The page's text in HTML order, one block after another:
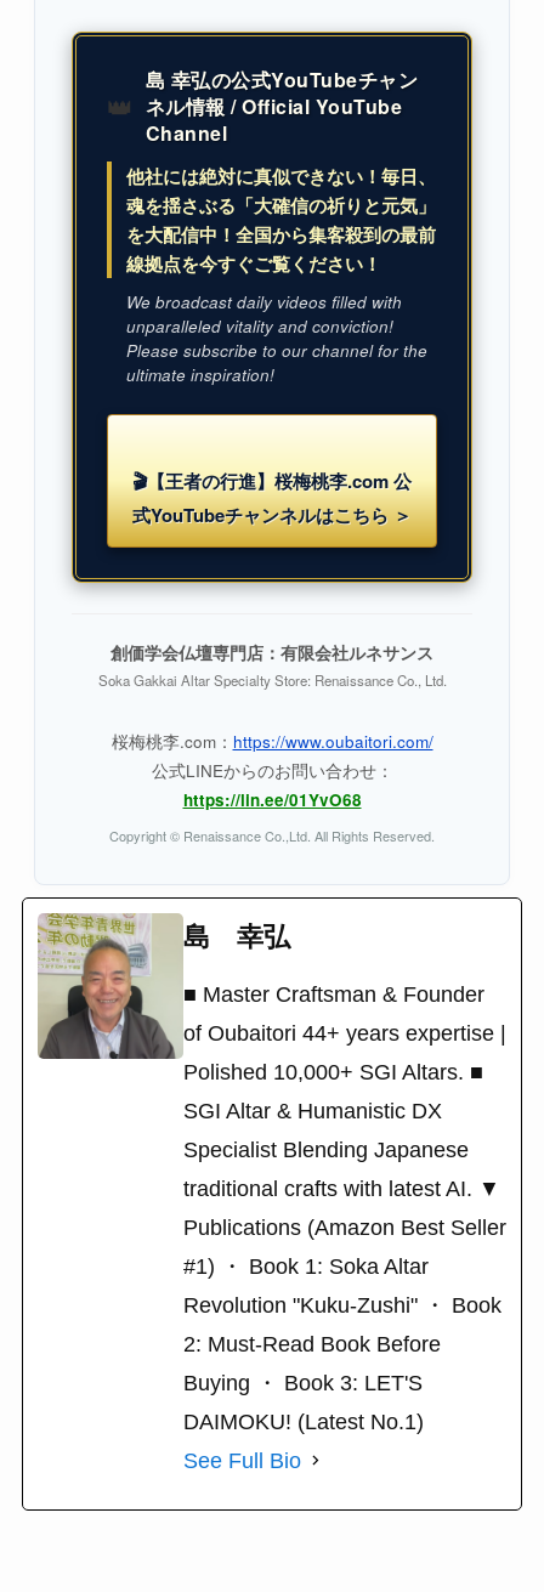
👑
島 幸弘の公式YouTubeチャン
ネル情報 / Official YouTube
Channel
他社には絶対に真似できない！毎日、
魂を揺さぶる「大確信の祈りと元気」
を大配信中！全国から集客殺到の最前
線拠点を今すぐご覧ください！
We broadcast daily videos filled with
unparalleled vitality and conviction!
Please subscribe to our channel for the
ultimate inspiration!
🎬【王者の行進】桜梅桃李.com 公
式YouTubeチャンネルはこちら ＞
創価学会仏壇専門店：有限会社ルネサンス
Soka Gakkai Altar Specialty Store: Renaissance Co., Ltd.
桜梅桃李.com： https://www.oubaitori.com/
公式LINEからのお問い合わせ：
https://lin.ee/01YvO68
Copyright © Renaissance Co.,Ltd. All Rights Reserved.
島 幸弘
■ Master Craftsman & Founder
of Oubaitori 44+ years expertise |
Polished 10,000+ SGI Altars. ■
SGI Altar & Humanistic DX
Specialist Blending Japanese
traditional crafts with latest AI. ▼
Publications (Amazon Best Seller
#1) ・ Book 1: Soka Altar
Revolution "Kuku-Zushi" ・ Book
2: Must-Read Book Before
Buying ・ Book 3: LET'S
DAIMOKU! (Latest No.1)
See Full Bio